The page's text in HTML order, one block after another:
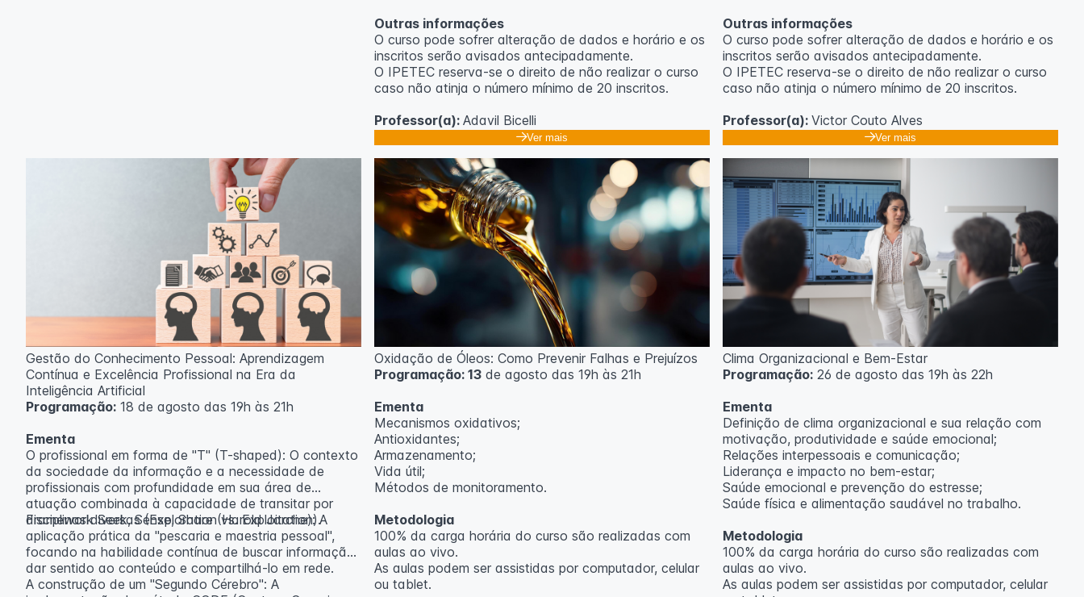
Outras informações
O curso pode sofrer alteração de dados e horário e os
inscritos serão avisados ​​antecipadamente.
O IPETEC reserva-se o direito de não realizar o curso
caso não atinja o número mínimo de 20 inscritos.
Professor(a): Adavil Bicelli
Ver mais
Outras informações
O curso pode sofrer alteração de dados e horário e os
inscritos serão avisados ​​antecipadamente.
O IPETEC reserva-se o direito de não realizar o curso
caso não atinja o número mínimo de 20 inscritos.
Professor(a): Victor Couto Alves
Ver mais
Gestão do Conhecimento Pessoal: Aprendizagem
Contínua e Excelência Profissional na Era da
Inteligência Artificial
Programação: 18 de agosto das 19h às 21h
Ementa
O profissional em forma de "T" (T-shaped): O contexto
da sociedade da informação e a necessidade de
profissionais com profundidade em sua área de
atuação combinada à capacidade de transitar por
disciplinas diversas (Exploration vs. Exploitation).
Framework Seek, Sense, Share (Harold Jarche): A
aplicação prática da "pescaria e maestria pessoal",
focando na habilidade contínua de buscar informação,
dar sentido ao conteúdo e compartilhá-lo em rede.
A construção de um "Segundo Cérebro": A
Oxidação de Óleos: Como Prevenir Falhas e Prejuízos
Programação: 13de agosto das 19h às 21h
Ementa
Mecanismos oxidativos;
Antioxidantes;
Armazenamento;
Vida útil;
Métodos de monitoramento.
Metodologia
100% da carga horária do curso são realizadas com
aulas ao vivo.
As aulas podem ser assistidas por computador, celular
ou tablet.
Clima Organizacional e Bem-Estar
Programação:26 de agosto das 19h às 22h
Ementa
Definição de clima organizacional e sua relação com
motivação, produtividade e saúde emocional;
Relações interpessoais e comunicação;
Liderança e impacto no bem-estar;
Saúde emocional e prevenção do estresse;
Saúde física e alimentação saudável no trabalho.
Metodologia
100% da carga horária do curso são realizadas com
aulas ao vivo.
As aulas podem ser assistidas por computador, celular